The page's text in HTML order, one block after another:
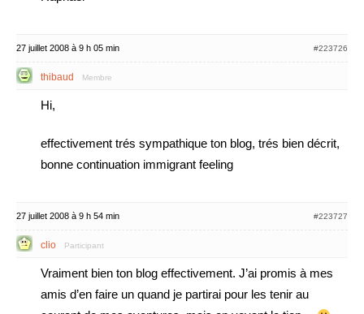
27 juillet 2008 à 9 h 05 min #223726
thibaud Membre
Hi,
effectivement trés sympathique ton blog, trés bien décrit,
bonne continuation immigrant feeling
27 juillet 2008 à 9 h 54 min #223727
clio Participant
Vraiment bien ton blog effectivement. J’ai promis à mes
amis d’en faire un quand je partirai pour les tenir au